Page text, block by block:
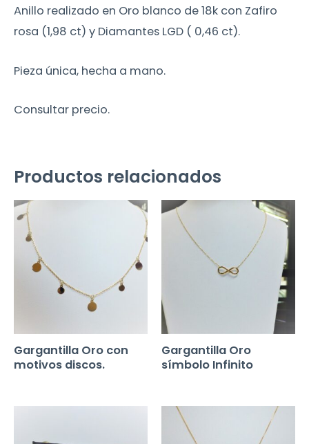
Anillo realizado en Oro blanco de 18k con Zafiro
rosa (1,98 ct) y Diamantes LGD ( 0,46 ct).
Pieza única, hecha a mano.
Consultar precio.
Productos relacionados
Gargantilla Oro con
motivos discos.
Gargantilla Oro
símbolo Infinito